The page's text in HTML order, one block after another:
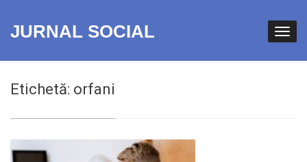
JURNAL SOCIAL
Etichetă: orfani